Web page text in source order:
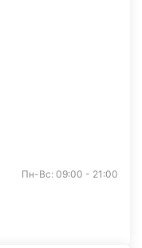
Пн-Вс: 09:00 - 21:00